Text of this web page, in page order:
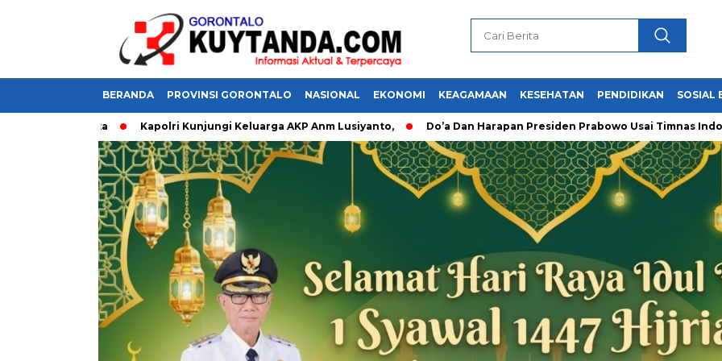
BERANDA PROVINSI GORONTALO NASIONAL EKONOMI KEAGAMAAN KESEHATAN PENDIDIKAN SOSIAL
Kapolri Kunjungi Keluarga AKP Anm Lusiyanto, Do’a Dan Harapan Presiden Prabowo Usai Timnas Indonesia